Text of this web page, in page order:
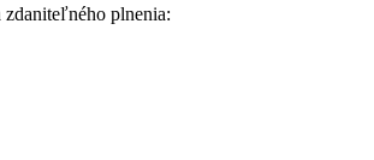
plnenia: